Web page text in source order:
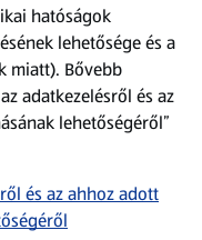
hatóságok
lehetősége és a
miatt). Bővebb
adatkezelésről és az
lehetőségéről”
és az ahhoz adott